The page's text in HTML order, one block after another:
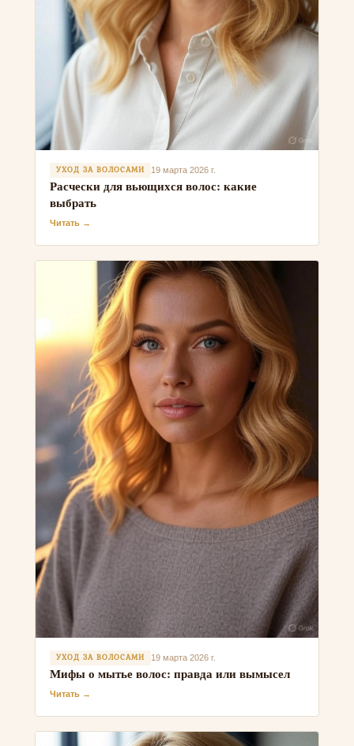
УХОД ЗА ВОЛОСАМИ 19 марта 2026 г.
Расчески для вьющихся волос: какие
выбрать
Читать →
УХОД ЗА ВОЛОСАМИ 19 марта 2026 г.
Мифы о мытье волос: правда или вымысел
Читать →